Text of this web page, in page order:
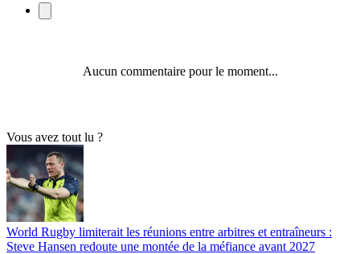
Aucun commentaire pour le moment...
Vous avez tout lu ?
World Rugby limiterait les réunions entre arbitres et entraîneurs :
Steve Hansen redoute une montée de la méfiance avant 2027